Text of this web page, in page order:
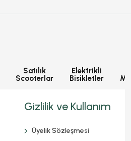
Satılık
Scooterlar
Elektrikli
Bisikletler
Gizlilik ve Kullanım
Üyelik Sözleşmesi